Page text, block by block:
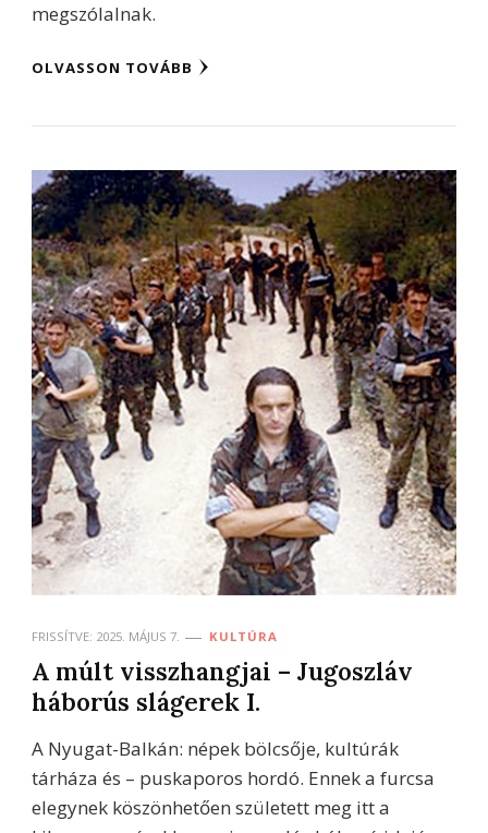
megszólalnak.
OLVASSON TOVÁBB
FRISSÍTVE: 2025. MÁJUS 7. KULTÚRA
A múlt visszhangjai – Jugoszláv
háborús slágerek I.
A Nyugat-Balkán: népek bölcsője, kultúrák
tárháza és – puskaporos hordó. Ennek a furcsa
elegynek köszönhetően született meg itt a